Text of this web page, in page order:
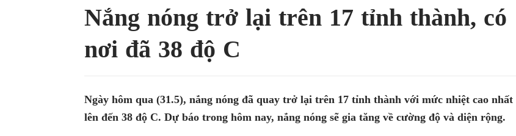
Nắng nóng trở lại trên 17 tỉnh thành, có
nơi đã 38 độ C
Ngày hôm qua (31.5), nắng nóng đã quay trở lại trên 17 tỉnh thành với mức nhiệt cao nhất
lên đến 38 độ C. Dự báo trong hôm nay, nắng nóng sẽ gia tăng về cường độ và diện rộng.